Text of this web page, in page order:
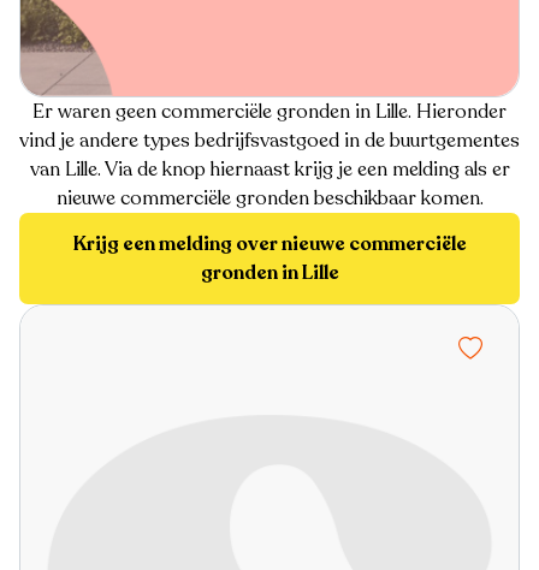
Er waren geen commerciële gronden in Lille. Hieronder
vind je andere types bedrijfsvastgoed in de buurtgementes
van Lille. Via de knop hiernaast krijg je een melding als er
nieuwe commerciële gronden beschikbaar komen.
Krijg een melding over nieuwe commerciële
gronden in Lille